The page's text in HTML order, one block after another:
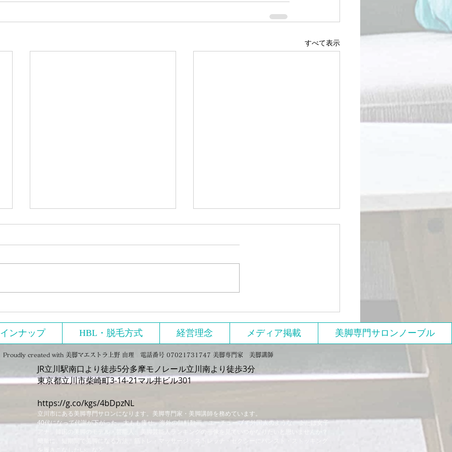
すべて表示
と写真で再出発
再出発
ンナップ
HBL・脱毛方式 経営理念 メディア掲載 美脚専門サロンノーブル
created with 美脚マエストラ上野 由理 電話番号 07021731747 美脚専門家 美脚講師
JR立川駅南口より徒歩5分多摩モノレール立川南より徒歩3分
​東京都立川市柴崎町3-14-21マル井ビル301
https://g.co/kgs/4bDpzNL
立川市にある美脚専門サロンになります。美脚専門家・美脚講師を務めています。
40代になって代謝が下がった。太もも痩せ、海外の無料動画、ユーチューブで外国人のような、または女子
アナ、韓国の美脚のモデル・芸能人、美脚芸能人ランキングの画像を見ていつかなりたいと思いませんか？